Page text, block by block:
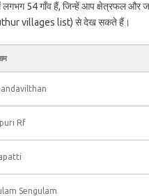
लगभग 54 गाँव हैं, जिन्हें आप क्षेत्रफल और
villages list) से देख सकते हैं।
Rf
Sengulam